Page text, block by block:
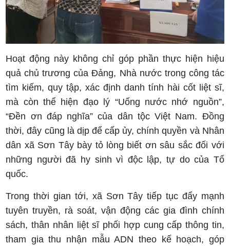
Hoạt động này không chỉ góp phần thực hiện hiệu
quả chủ trương của Đảng, Nhà nước trong công tác
tìm kiếm, quy tập, xác định danh tính hài cốt liệt sĩ,
mà còn thể hiện đạo lý “Uống nước nhớ nguồn”,
“Đền ơn đáp nghĩa” của dân tộc Việt Nam. Đồng
thời, đây cũng là dịp để cấp ủy, chính quyền và Nhân
dân xã Sơn Tây bày tỏ lòng biết ơn sâu sắc đối với
những người đã hy sinh vì độc lập, tự do của Tổ
quốc.
Trong thời gian tới, xã Sơn Tây tiếp tục đẩy mạnh
tuyên truyền, rà soát, vận động các gia đình chính
sách, thân nhân liệt sĩ phối hợp cung cấp thông tin,
tham gia thu nhận mẫu ADN theo kế hoạch, góp